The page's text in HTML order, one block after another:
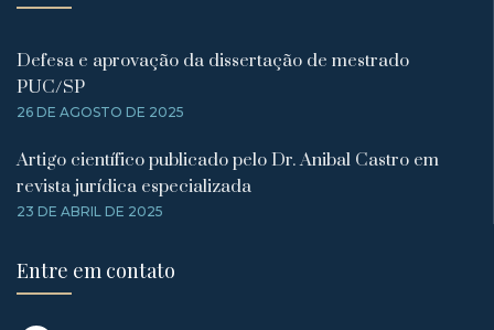
Defesa e aprovação da dissertação de mestrado
PUC/SP
26 DE AGOSTO DE 2025
Artigo científico publicado pelo Dr. Anibal Castro em
revista jurídica especializada
23 DE ABRIL DE 2025
Entre em contato